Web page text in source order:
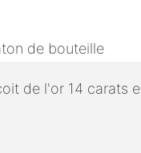
de bouteille